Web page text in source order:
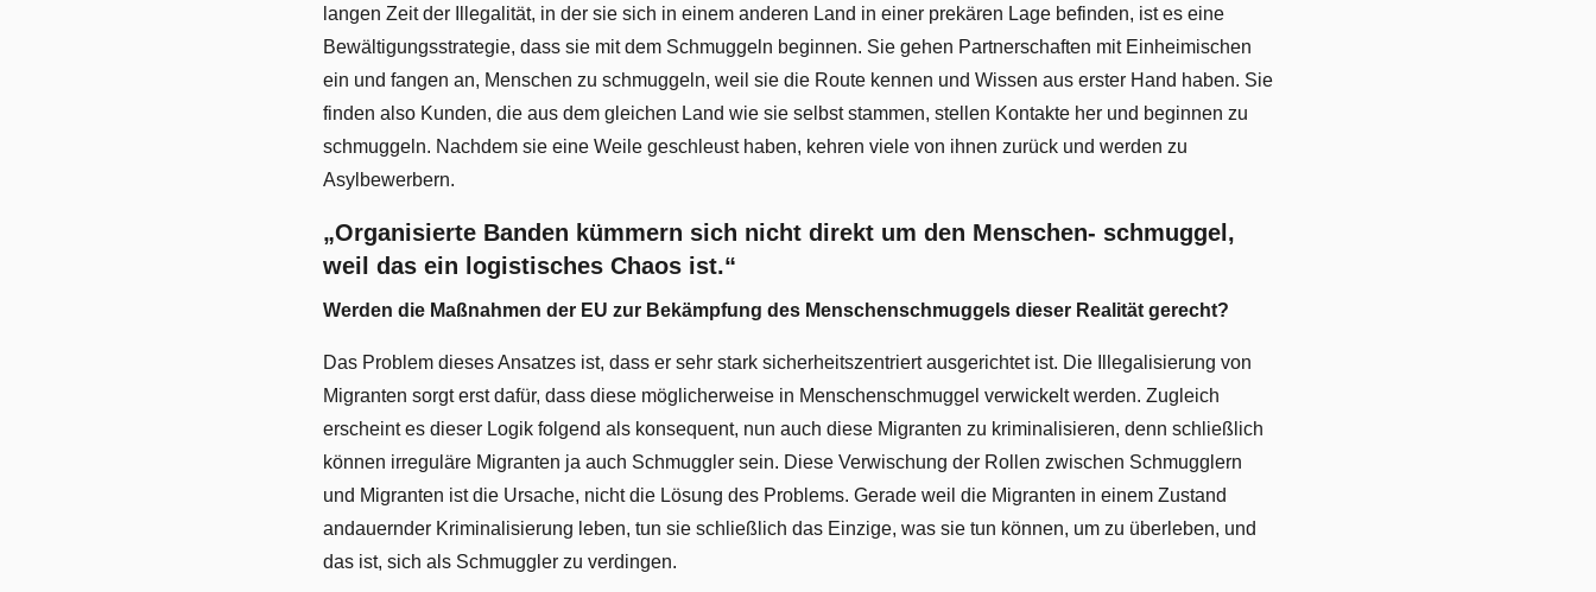
langen Zeit der Illegalität, in der sie sich in einem anderen Land in einer prekären Lage befinden, ist es eine
Bewältigungsstrategie, dass sie mit dem Schmuggeln beginnen. Sie gehen Partnerschaften mit Einheimischen
ein und fangen an, Menschen zu schmuggeln, weil sie die Route kennen und Wissen aus erster Hand haben. Sie
finden also Kunden, die aus dem gleichen Land wie sie selbst stammen, stellen Kontakte her und beginnen zu
schmuggeln. Nachdem sie eine Weile geschleust haben, kehren viele von ihnen zurück und werden zu
Asylbewerbern.
„Organisierte Banden kümmern sich nicht direkt um den Menschen- schmuggel,
weil das ein logistisches Chaos ist.“
Werden die Maßnahmen der EU zur Bekämpfung des Menschenschmuggels dieser Realität gerecht?
Das Problem dieses Ansatzes ist, dass er sehr stark sicherheitszentriert ausgerichtet ist. Die Illegalisierung von
Migranten sorgt erst dafür, dass diese möglicherweise in Menschenschmuggel verwickelt werden. Zugleich
erscheint es dieser Logik folgend als konsequent, nun auch diese Migranten zu kriminalisieren, denn schließlich
können irreguläre Migranten ja auch Schmuggler sein. Diese Verwischung der Rollen zwischen Schmugglern
und Migranten ist die Ursache, nicht die Lösung des Problems. Gerade weil die Migranten in einem Zustand
andauernder Kriminalisierung leben, tun sie schließlich das Einzige, was sie tun können, um zu überleben, und
das ist, sich als Schmuggler zu verdingen.